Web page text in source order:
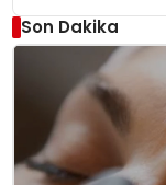
Son Dakika